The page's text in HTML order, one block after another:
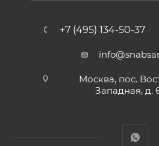
+7 (495) 134-50-37
Москва, пос.
Западная, д.